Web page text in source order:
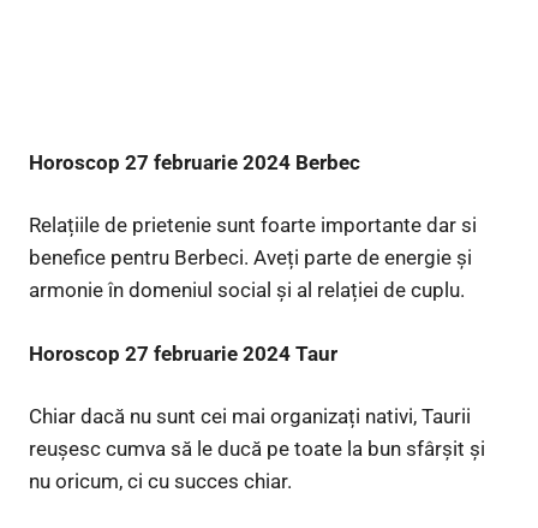
Horoscop 27 februarie 2024 Berbec
Relațiile de prietenie sunt foarte importante dar si
benefice pentru Berbeci. Aveți parte de energie și
armonie în domeniul social și al relației de cuplu.
Horoscop 27 februarie 2024 Taur
Chiar dacă nu sunt cei mai organizați nativi, Taurii
reușesc cumva să le ducă pe toate la bun sfârșit și
nu oricum, ci cu succes chiar.